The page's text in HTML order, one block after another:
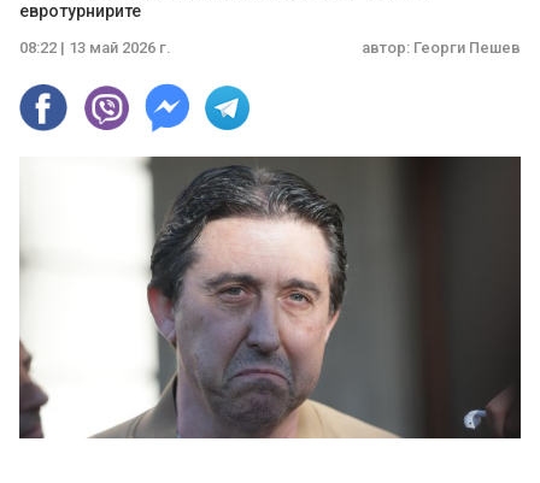
евротурнирите
08:22 | 13 май 2026 г. автор: Георги Пешев